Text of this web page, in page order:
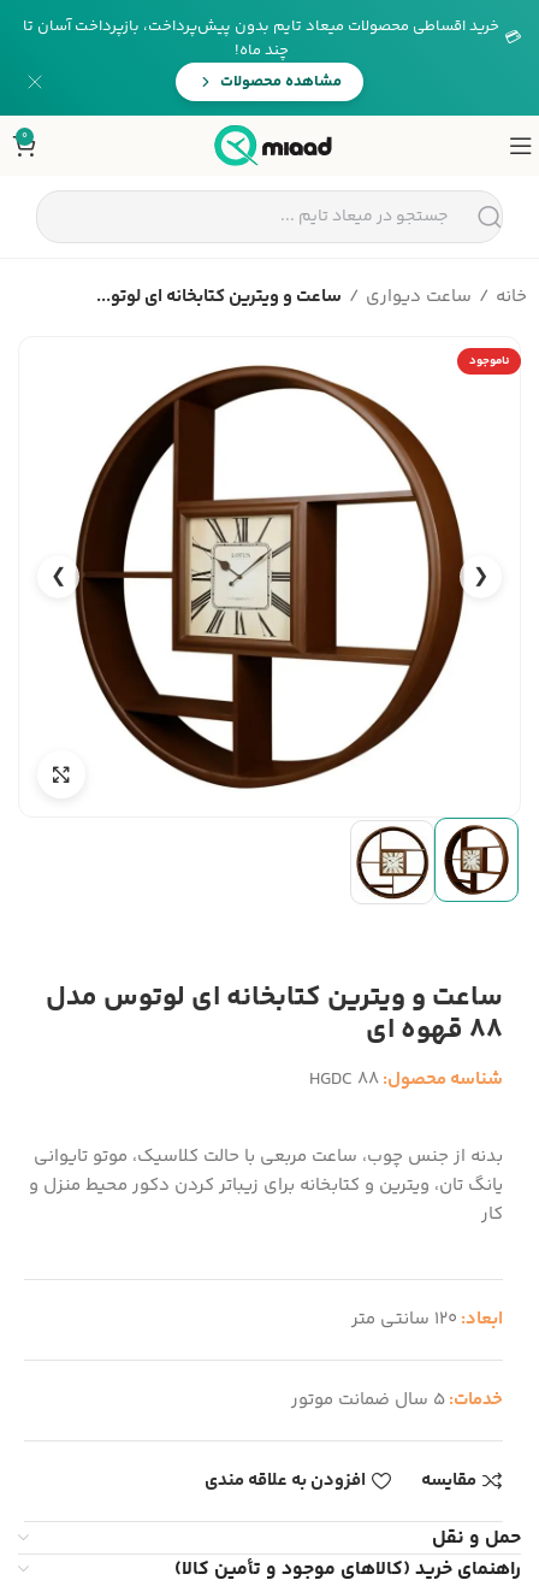
💳 خرید اقساطی محصولات میعاد تایم بدون پیش‌پرداخت، بازپرداخت آسان تا
چند ماه!
مشاهده محصولات
0
خانه ساعت دیواری ساعت و ویترین کتابخانه ای لوتو...
ناموجود
❮
❯
ساعت و ویترین کتابخانه ای لوتوس مدل
88 قهوه ای
شناسه محصول:HGDC 88
بدنه از جنس چوب، ساعت مربعی با حالت کلاسیک، موتو تایوانی
یانگ تان، ویترین و کتابخانه برای زیباتر کردن دکور محیط منزل و
کار
ابعاد: ۱۲۰ سانتی متر
خدمات:5 سال ضمانت موتور
مقایسه افزودن به علاقه مندی
حمل و نقل
راهنمای خرید (کالاهای موجود و تأمین کالا)